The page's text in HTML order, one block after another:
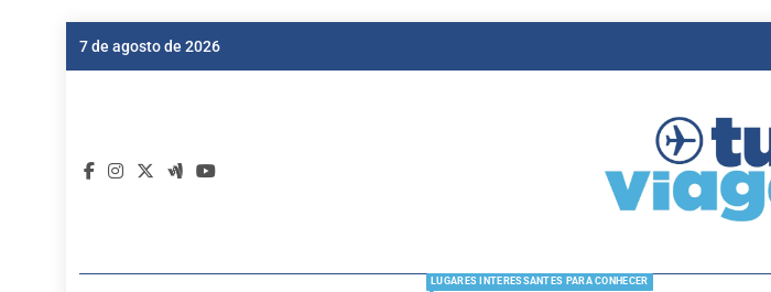
7 de agosto de 2026
LUGARES INTERESSANTES PARA CONHECER